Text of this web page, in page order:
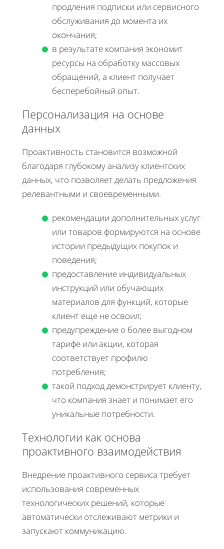
продления подписки или сервисного
обслуживания до момента их
окончания;
в результате компания экономит
ресурсы на обработку массовых
обращений, а клиент получает
бесперебойный опыт.
Персонализация на основе
данных
Проактивность становится возможной
благодаря глубокому анализу клиентских
данных, что позволяет делать предложения
релевантными и своевременными.
рекомендации дополнительных услуг
или товаров формируются на основе
истории предыдущих покупок и
поведения;
предоставление индивидуальных
инструкций или обучающих
материалов для функций, которые
клиент еще не освоил;
предупреждение о более выгодном
тарифе или акции, которая
соответствует профилю
потребления;
такой подход демонстрирует клиенту,
что компания знает и понимает его
уникальные потребности.
Технологии как основа
проактивного взаимодействия
Внедрение проактивного сервиса требует
использования современных
технологических решений, которые
автоматически отслеживают метрики и
запускают коммуникацию.